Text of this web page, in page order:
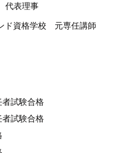
代表理事
ド資格学校 元専任講師
試験合格
試験合格